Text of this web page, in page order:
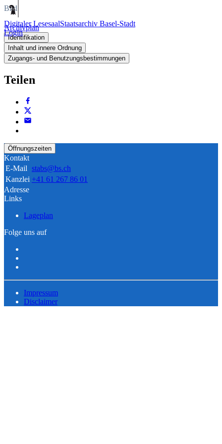
Digitaler LesesaalStaatsarchiv Basel-Stadt
Login
Bild
Archivplan
Identifikation
Inhalt und innere Ordnung
Zugangs- und Benutzungsbestimmungen
Teilen
Öffnungszeiten
Kontakt
E-Mail stabs@bs.ch
Kanzlei +41 61 267 86 01
Adresse
Links
Lageplan
Folge uns auf
Impressum
Disclaimer